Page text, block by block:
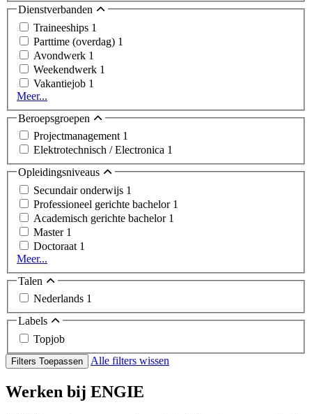
Dienstverbanden
Traineeships 1
Parttime (overdag) 1
Avondwerk 1
Weekendwerk 1
Vakantiejob 1
Meer...
Beroepsgroepen
Projectmanagement 1
Elektrotechnisch / Electronica 1
Opleidingsniveaus
Secundair onderwijs 1
Professioneel gerichte bachelor 1
Academisch gerichte bachelor 1
Master 1
Doctoraat 1
Meer...
Talen
Nederlands 1
Labels
Topjob
Filters Toepassen Alle filters wissen
Werken bij ENGIE